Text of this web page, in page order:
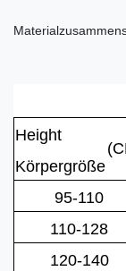
Height
Körpergröße
95-110
110-128
120-140